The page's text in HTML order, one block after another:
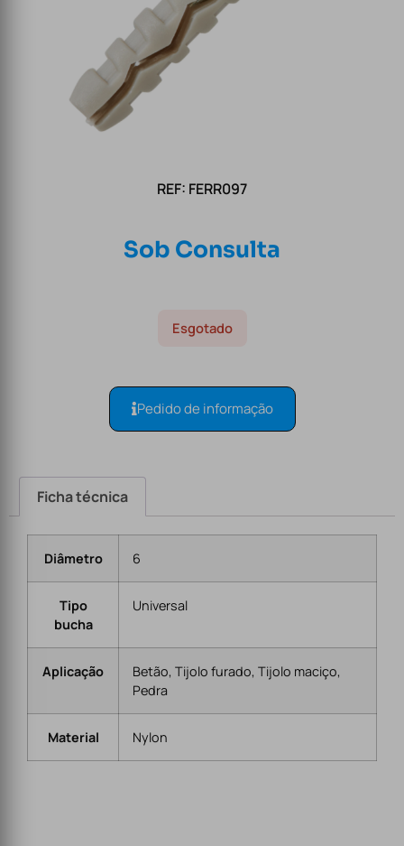
REF: FERR097
Sob Consulta
Esgotado
Pedido de informação
Ficha técnica
Diâmetro 6
Tipo
bucha
Universal
Aplicação
Betão, Tijolo furado, Tijolo maciço,
Pedra
Material Nylon